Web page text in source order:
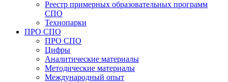
Реестр примерных образовательных программ
СПО
Технопарки
ПРО СПО
ПРО СПО
Цифры
Аналитические материалы
Методические материалы
Международный опыт